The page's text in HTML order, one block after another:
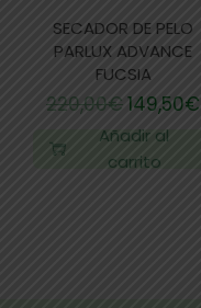
SECADOR DE PELO
PARLUX ADVANCE
FUCSIA
220,00€149,50€
Añadir al
carrito